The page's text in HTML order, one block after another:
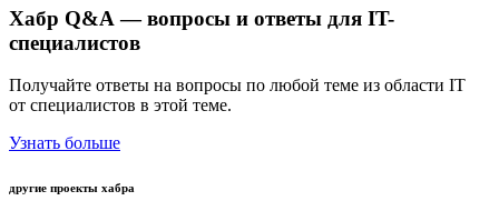
Хабр Q&A — вопросы и ответы для IT-
специалистов
Получайте ответы на вопросы по любой теме из области IT
от специалистов в этой теме.
Узнать больше
другие проекты хабра